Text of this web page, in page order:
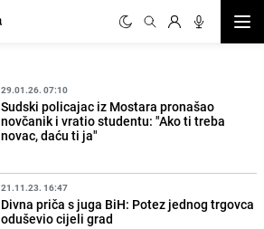
29.01.26. 07:10
Sudski policajac iz Mostara pronašao
novčanik i vratio studentu: "Ako ti treba
novac, daću ti ja"
21.11.23. 16:47
Divna priča s juga BiH: Potez jednog trgovca
oduševio cijeli grad